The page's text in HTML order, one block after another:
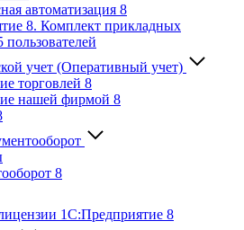
автоматизация 8
8. Комплект прикладных
учет (Оперативный учет)
торговлей 8
нашей фирмой 8
8
1С:Предприятие 8